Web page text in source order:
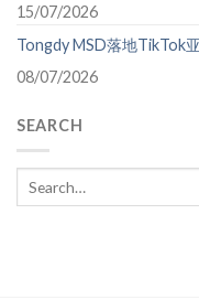
15/07/2026
Tongdy MSD落地TikTok
08/07/2026
SEARCH